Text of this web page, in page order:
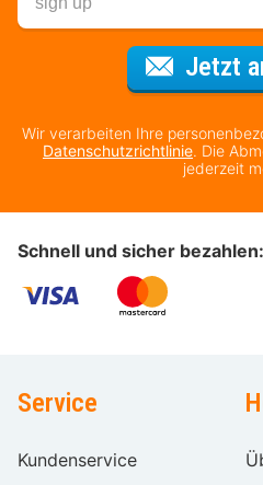
Jetzt
Wir verarbeiten Ihre
Datenschutzrichtlinie. Die
jederzeit
Schnell und sicher bezahlen:
Service
Kundenservice